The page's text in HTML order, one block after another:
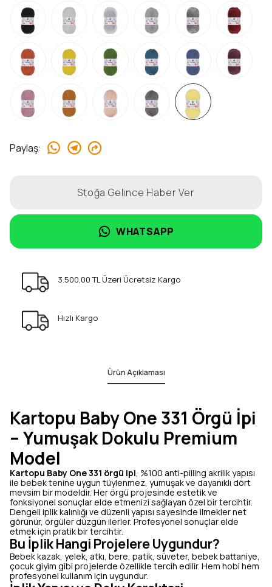
Paylaş:
Stoğa Gelince Haber Ver
WHATSAPP
3.500,00 TL Üzeri Ücretsiz Kargo
Hızlı Kargo
Ürün Açıklaması
Kartopu Baby One 331 Örgü İpi
– Yumuşak Dokulu Premium
Model
Kartopu Baby One 331 örgü ipi, %100 anti-pilling akrilik yapısı
ile bebek tenine uygun tüylenmez, yumuşak ve dayanıklı dört
mevsim bir modeldir. Her örgü projesinde estetik ve
fonksiyonel sonuçlar elde etmenizi sağlayan özel bir tercihtir.
Dengeli iplik kalınlığı ve düzenli yapısı sayesinde ilmekler net
görünür, örgüler düzgün ilerler. Profesyonel sonuçlar elde
etmek için pratik bir tercihtir.
Bu İplik Hangi Projelere Uygundur?
Bebek kazak, yelek, atkı, bere, patik, süveter, bebek battaniye,
çocuk giyim gibi projelerde özellikle tercih edilir. Hem hobi hem
profesyonel kullanım için uygundur.